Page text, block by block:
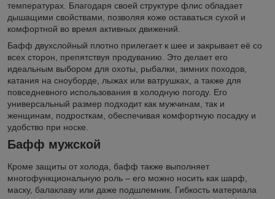
температурах. Благодаря своей структуре флис обладает
дышащими свойствами, позволяя коже оставаться сухой и
комфортной во время активных движений.
Бафф двухслойный плотно прилегает к шее и закрывает её со
всех сторон, препятствуя продуванию. Это делает его
идеальным выбором для охоты, рыбалки, зимних походов,
катания на сноуборде, лыжах или ватрушках, а также для
повседневного использования в холодную погоду. Его
универсальный размер подходит как мужчинам, так и
женщинам, подросткам, обеспечивая комфортную посадку и
удобство при носке.
Бафф мужской
Кроме защиты от холода, бафф также выполняет
многофункциональную роль – его можно носить как шарф,
маску, балаклаву или даже подшлемник. Гибкость материала